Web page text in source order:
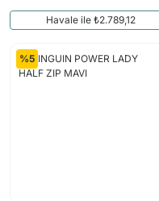
Havale ile ₺2.789,12
%5